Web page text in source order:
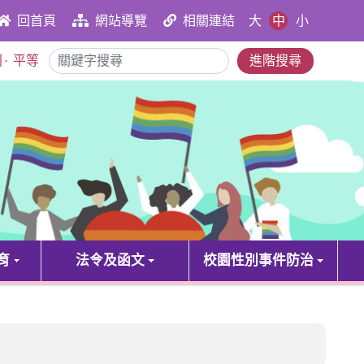
回首頁 網站導覽 相關連結 大 中 小
· 平等 進階搜尋
法令及函文 校園性別事件防治